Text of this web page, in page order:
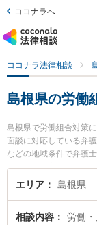
ココナラへ
ココナラ法律相談
島根県の労働
島根県で労働組合対策
面談に対応している弁
などの地域条件で弁護
職勧奨、内定取消等の
法律事務所の長坂 正弁
ラブルを今すぐに弁護
エリア 島根県
相談内容 労働